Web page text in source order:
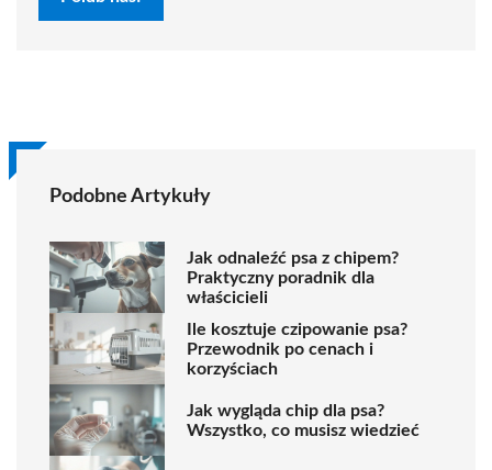
Podobne Artykuły
Jak odnaleźć psa z chipem?
Praktyczny poradnik dla
właścicieli
Ile kosztuje czipowanie psa?
Przewodnik po cenach i
korzyściach
Jak wygląda chip dla psa?
Wszystko, co musisz wiedzieć